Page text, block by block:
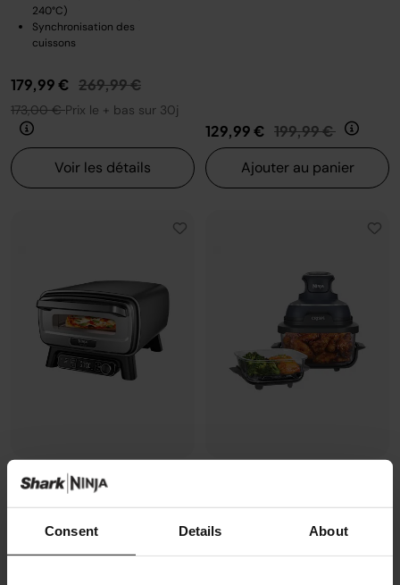
Consent Details About
240°C)
Synchronisation des
cuissons
179,99 € Prix réduit de
269,99 €au
173,00 €Prix le + bas sur 30j
Voir les détails
129,99 € Prix réduit de
199,99 € au
Ajouter au panier
Four à pizza électrique
d’extérieur, avec fonction Air
Fryer Ninja Artisan
Modèle: MO201EU
4.7 (228)
(1070)